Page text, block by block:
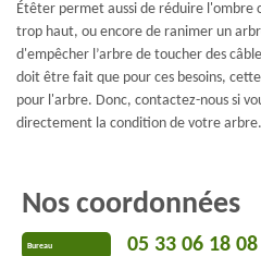
Étêter permet aussi de réduire l'ombre
trop haut, ou encore de ranimer un
d'empêcher l’arbre de toucher des
doit être fait que pour ces besoins,
pour l'arbre. Donc, contactez-nous si
directement la condition de votre arbre.
Nos coordonnées
Bureau 05 33 06 18 08